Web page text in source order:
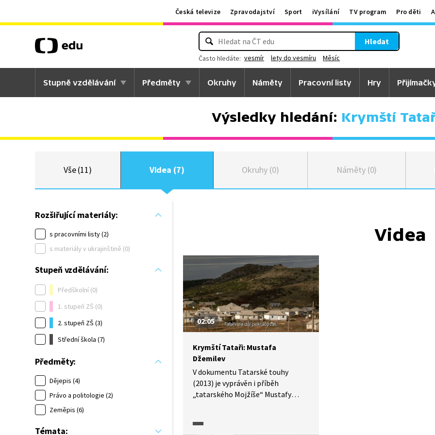
Česká televize Zpravodajství Sport iVysílání TV program Pro děti
Hledat
Často hledáte: vesmír lety do vesmíru Měsíc
Stupně vzdělávání Předměty Okruhy Náměty Pracovní listy Hry
Výsledky hledání: Krymští
Vše (11) Videa (7) Okruhy (0) Náměty (0)
Rozšiřující materiály:
s pracovními listy (2)
s materiály v ukrajinštině (0)
Stupeň vzdělávání:
Předškolní (0)
1. stupeň ZŠ (0)
2. stupeň ZŠ (3)
Střední škola (7)
Předměty:
Dějepis (4)
Právo a politologie (2)
Zeměpis (6)
Témata:
Videa
02:05
Krymští Tataři: Mustafa
Džemilev
V dokumentu Tatarské touhy
(2013) je vyprávěn i příběh
„tatarského Mojžíše“ Mustafy
krymští Tataři vracet na Krym.